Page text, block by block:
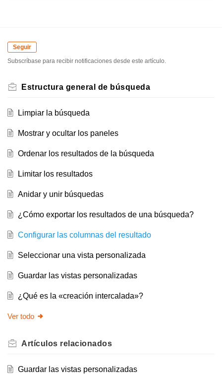
Seguir
Subscríbase para recibir notificaciones desde este artículo.
Estructura general de búsqueda
Limpiar la búsqueda
Mostrar y ocultar los paneles
Ordenar los resultados de la búsqueda
Limitar los resultados
Anidar y unir búsquedas
¿Cómo exportar los resultados de una búsqueda?
Configurar las columnas del resultado
Seleccionar una vista personalizada
Guardar las vistas personalizadas
¿Qué es la «creación intercalada»?
Ver todo
Artículos relacionados
Guardar las vistas personalizadas